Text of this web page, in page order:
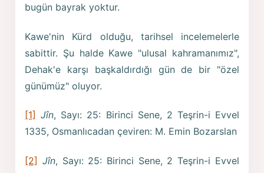
bugün bayrak yoktur.
Kawe'nin Kürd olduğu, tarihsel incelemelerle
sabittir. Şu halde Kawe "ulusal kahramanımız",
Dehak'e karşı başkaldırdığı gün de bir "özel
günümüz" oluyor.
[1] Jîn, Sayı: 25: Birinci Sene, 2 Teşrin-i Evvel
1335, Osmanlıcadan çeviren: M. Emin Bozarslan
[2] Jîn, Sayı: 25: Birinci Sene, 2 Teşrin-i Evvel